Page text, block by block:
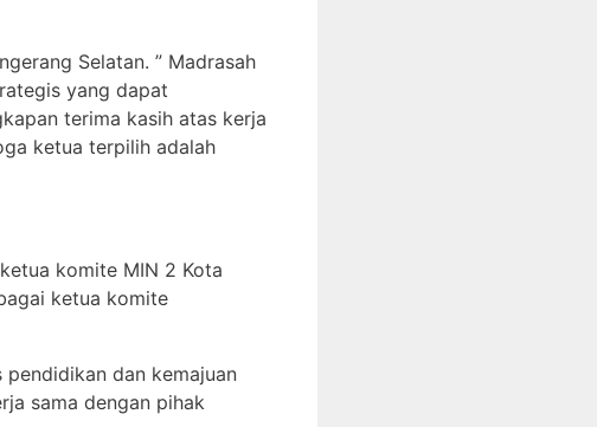
Selatan. ” Madrasah
yang dapat
terima kasih atas kerja
ketua terpilih adalah
komite MIN 2 Kota
ketua komite
dan kemajuan
sama dengan pihak